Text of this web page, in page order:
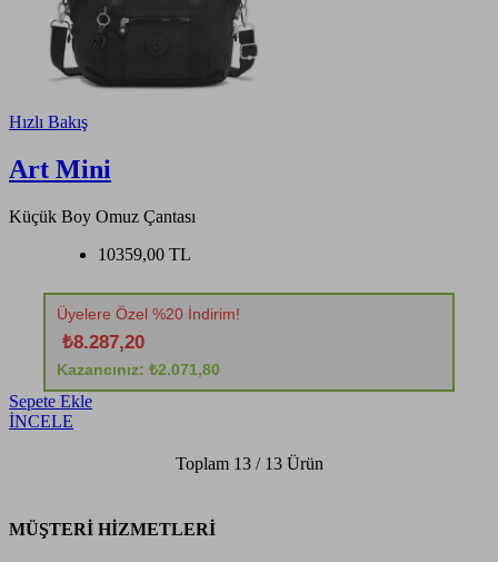
Hızlı Bakış
Art Mini
Küçük Boy Omuz Çantası
10359,00 TL
Üyelere Özel %20 İndirim!
₺8.287,20
Kazancınız: ₺2.071,80
Sepete Ekle
İNCELE
Toplam 13 / 13Ürün
MÜŞTERİ HİZMETLERİ